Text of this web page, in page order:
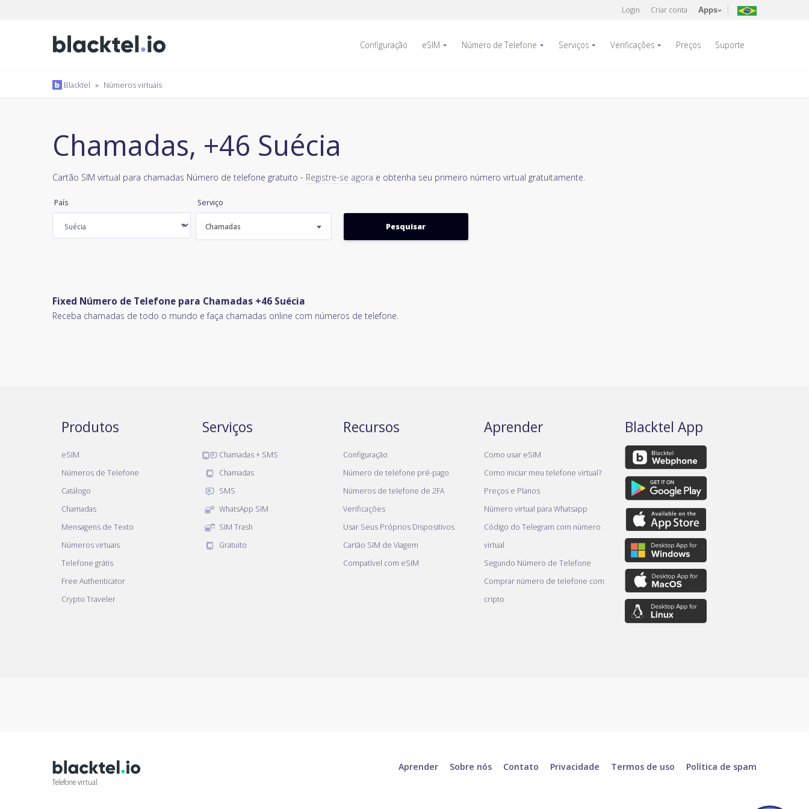
Login Criar conta Apps
Configuração eSIM Número de Telefone Serviços Verificações Preços Suporte
Blacktel » Números virtuais
Chamadas, +46 Suécia
Cartão SIM virtual para chamadas Número de telefone gratuito - Registre-se agora e obtenha seu primeiro número virtual gratuitamente.
País Serviço
Chamadas
Fixed Número de Telefone para Chamadas +46 Suécia
Receba chamadas de todo o mundo e faça chamadas online com números de telefone.
Produtos
eSIM
Números de Telefone
Catálogo
Chamadas
Mensagens de Texto
Números virtuais
Telefone grátis
Free Authenticator
Crypto Traveler
Serviços
Chamadas + SMS
Chamadas
SMS
WhatsApp SIM
SIM Trash
Gratuito
Recursos
Configuração
Número de telefone pré-pago
Números de telefone de 2FA
Verificações
Usar Seus Próprios Dispositivos
Cartão SIM de Viagem
Compatível com eSIM
Aprender
Como usar eSIM
Como iniciar meu telefone virtual?
Preços e Planos
Número virtual para Whatsapp
Código do Telegram com número
virtual
Segundo Número de Telefone
Comprar número de telefone com
cripto
Blacktel App
Telefone virtual
Aprender Sobre nós Contato Privacidade Termos de uso Política de spam